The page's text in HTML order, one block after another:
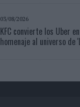
03/08/2026
KFC convierte los Uber
homenaje al universo de